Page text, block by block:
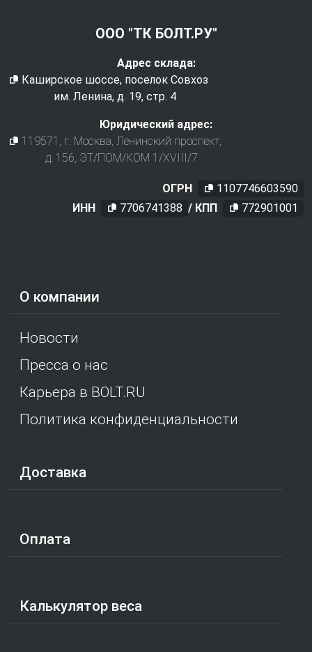
О компании
Новости
Пресса о нас
Карьера в BOLT.RU
Политика конфиденциальности
Доставка
Оплата
Калькулятор веса
ООО "ТК БОЛТ.РУ"
Адрес склада:
Каширское шоссе, поселок Совхоз
им. Ленина, д. 19, стр. 4
Юридический адрес:
119571 , г. Москва, Ленинский проспект,
д. 156, ЭТ/ПОМ/КОМ 1/XVIII/7
ОГРН
1107746603590
ИНН
7706741388 / КПП 772901001